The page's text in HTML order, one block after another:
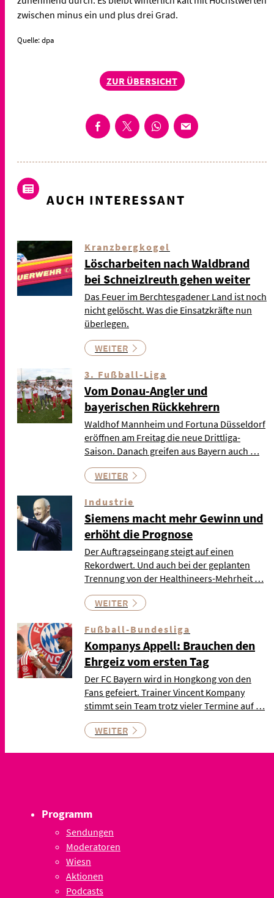
zwischen minus ein und plus drei Grad.
Quelle: dpa
ZUR ÜBERSICHT
AUCH INTERESSANT
Kranzbergkogel
Löscharbeiten nach Waldbrand
bei Schneizlreuth gehen weiter
Das Feuer im Berchtesgadener Land ist noch
nicht gelöscht. Was die Einsatzkräfte nun
überlegen.
WEITER
3. Fußball-Liga
Vom Donau-Angler und
bayerischen Rückkehrern
Waldhof Mannheim und Fortuna Düsseldorf
eröffnen am Freitag die neue Drittliga-
Saison. Danach greifen aus Bayern auch …
WEITER
Industrie
Siemens macht mehr Gewinn und
erhöht die Prognose
Der Auftragseingang steigt auf einen
Rekordwert. Und auch bei der geplanten
Trennung von der Healthineers-Mehrheit …
WEITER
Fußball-Bundesliga
Kompanys Appell: Brauchen den
Ehrgeiz vom ersten Tag
Der FC Bayern wird in Hongkong von den
Fans gefeiert. Trainer Vincent Kompany
stimmt sein Team trotz vieler Termine auf …
WEITER
Programm
Sendungen
Moderatoren
Wiesn
Aktionen
Podcasts